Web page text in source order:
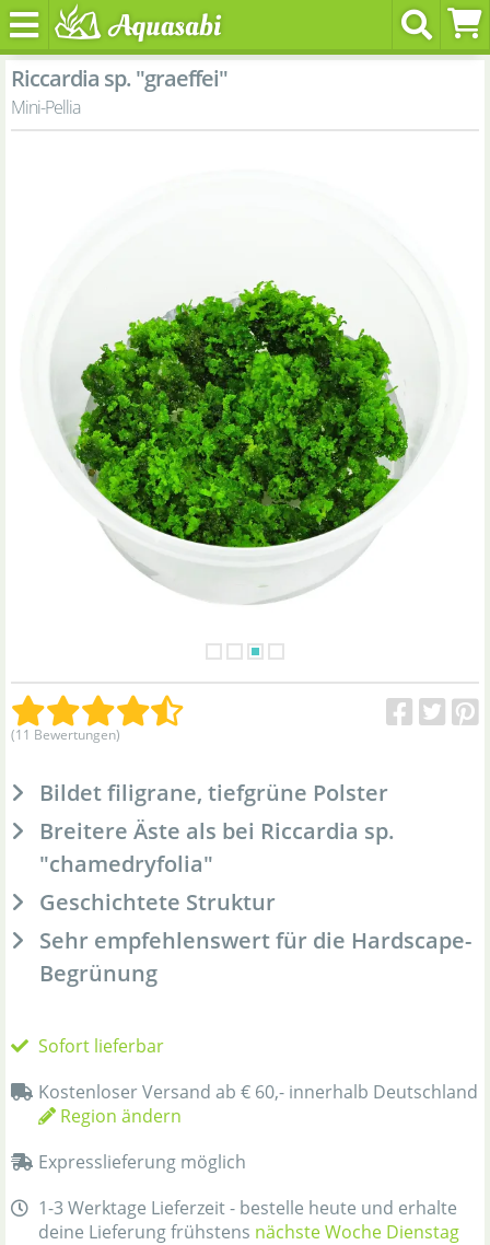
Riccardia sp. "graeffei"
Mini-Pellia
(11 Bewertungen)
Bildet filigrane, tiefgrüne Polster
Breitere Äste als bei Riccardia sp.
"chamedryfolia"
Geschichtete Struktur
Sehr empfehlenswert für die Hardscape-
Begrünung
Sofort lieferbar
Kostenloser Versand ab € 60,- innerhalb Deutschland
Region ändern
Expresslieferung möglich
1-3 Werktage Lieferzeit - bestelle heute und erhalte
deine Lieferung frühstens nächste Woche Dienstag